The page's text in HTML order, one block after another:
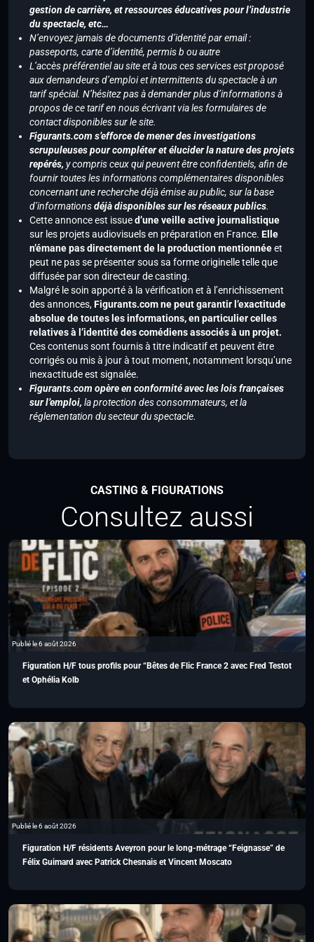
gestion de carrière, et ressources éducatives pour l’industrie
du spectacle, etc…
N’envoyez jamais de documents d’identité par email :
passeports, carte d’identité, permis b ou autre
L’accès préférentiel au site et à tous ces services est proposé
aux demandeurs d’emploi et intermittents du spectacle à un
tarif spécial. N’hésitez pas à demander plus d’informations à
propos de ce tarif en nous écrivant via les formulaires de
contact disponibles sur le site.
Figurants.com s’efforce de mener des investigations
scrupuleuses pour compléter et élucider la nature des projets
repérés, y compris ceux qui peuvent être confidentiels, afin de
fournir toutes les informations complémentaires disponibles
concernant une recherche déjà émise au public, sur la base
d’informationsdéjà disponibles sur les réseaux publics.
Cette annonce est issued’une veille active journalistique
sur les projets audiovisuels en préparation en France. Elle
n’émane pas directement de la production mentionnéeet
peut ne pas se présenter sous sa forme originelle telle que
diffusée par son directeur de casting.
Malgré le soin apporté à la vérification et à l’enrichissement
des annonces,Figurants.com ne peut garantir l’exactitude
absolue de toutes les informations, en particulier celles
relatives à l’identité des comédiens associés à un projet.
Ces contenus sont fournis à titre indicatif et peuvent être
corrigés ou mis à jour à tout moment, notamment lorsqu’une
inexactitude est signalée.
Figurants.com opère en conformité avec les lois françaises
sur l’emploi, la protection des consommateurs, et la
réglementation du secteur du spectacle.
CASTING & FIGURATIONS
Consultez aussi
Publié le 6 août 2026
Figuration H/F tous profils pour “Bêtes de Flic France 2 avec Fred Testot
et Ophélia Kolb
Publié le 6 août 2026
Figuration H/F résidents Aveyron pour le long-métrage “Feignasse” de
Félix Guimard avec Patrick Chesnais et Vincent Moscato